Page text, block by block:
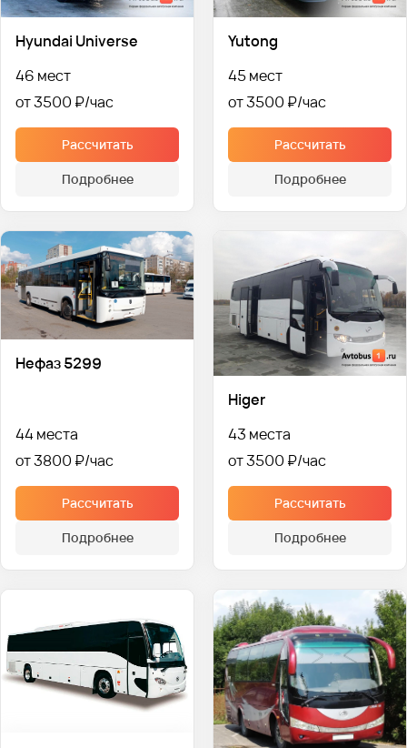
Hyundai Universe
46 мест
от 3500 ₽
Рассчитать
Подробнее
Yutong
45 мест
от 3500 ₽
Рассчитать
Подробнее
Нефаз 5299
44 места
от 3800 ₽
Рассчитать
Подробнее
Higer
43 места
от 3500 ₽
Рассчитать
Подробнее